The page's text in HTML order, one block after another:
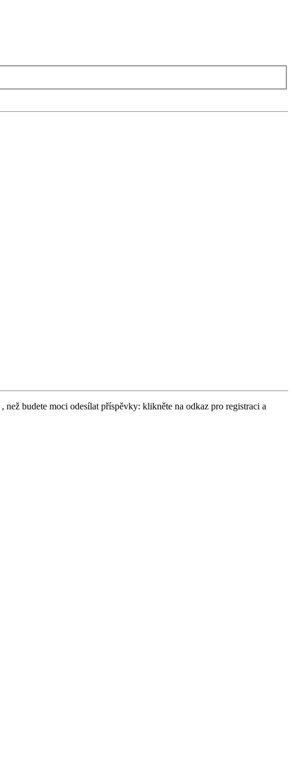
, než budete moci odesílat příspěvky: klikněte na odkaz pro registraci a